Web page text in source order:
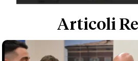
Articoli